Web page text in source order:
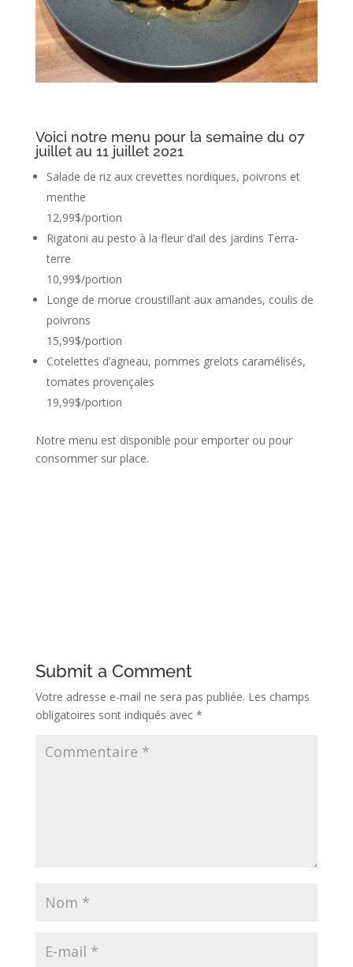
Voici notre menu pour la semaine du 07
juillet au 11 juillet 2021
Salade de riz aux crevettes nordiques, poivrons et
menthe
12,99$/portion
Rigatoni au pesto à la fleur d’ail des jardins Terra-
terre
10,99$/portion
Longe de morue croustillant aux amandes, coulis de
poivrons
15,99$/portion
Cotelettes d’agneau, pommes grelots caramélisés,
tomates provençales
19,99$/portion
Notre menu est disponible pour emporter ou pour
consommer sur place.
Submit a Comment
Votre adresse e-mail ne sera pas publiée. Les champs
obligatoires sont indiqués avec *